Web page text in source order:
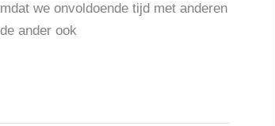
we onvoldoende tijd met anderen
ander ook